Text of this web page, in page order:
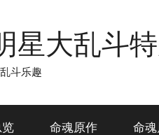
星大乱斗
斗乐趣
命魂原作 命